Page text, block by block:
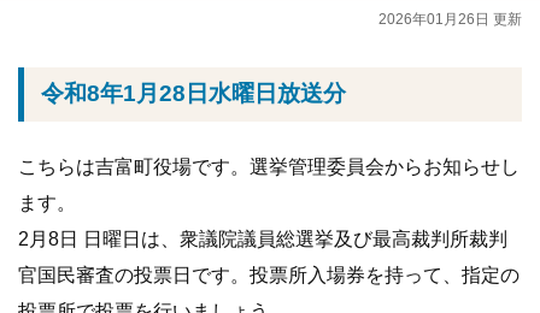
2026年01月26日 更新
令和8年1月28日水曜日放送分
こちらは吉富町役場です。選挙管理委員会からお知らせし
ます。
2月8日 日曜日は、衆議院議員総選挙及び最高裁判所裁判
官国民審査の投票日です。投票所入場券を持って、指定の